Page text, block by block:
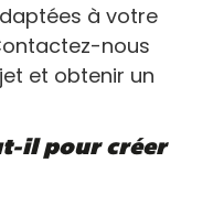
à votre
nous
et obtenir un
il pour créer